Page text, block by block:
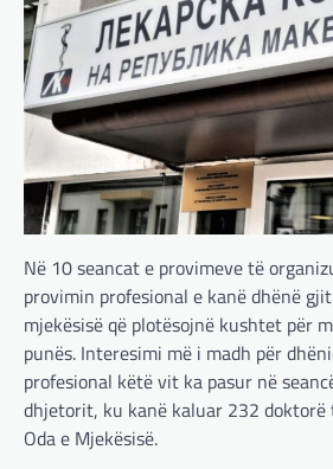
Në 10 seancat e provimeve të
provimin profesional e kanë dhënë
mjekësisë që plotësojnë kushtet për
punës. Interesimi më i madh për
profesional këtë vit ka pasur në
dhjetorit, ku kanë kaluar 232 doktorë
Oda e Mjekësisë.